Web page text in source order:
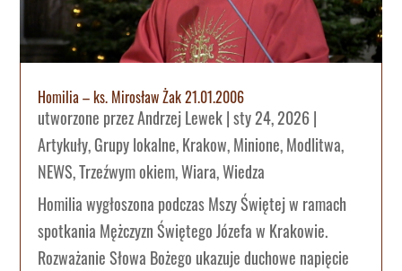
Homilia – ks. Mirosław Żak 21.01.2006
utworzone przezAndrzej Lewek|sty 24, 2026|
Artykuły,Grupy lokalne,Krakow,Minione,Modlitwa,
NEWS,Trzeźwym okiem,Wiara,Wiedza
Homilia wygłoszona podczas Mszy Świętej w ramach
spotkania Mężczyzn Świętego Józefa w Krakowie.
Rozważanie Słowa Bożego ukazuje duchowe napięcie